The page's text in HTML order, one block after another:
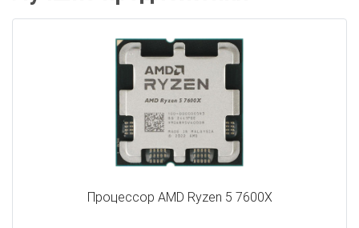
Процессор AMD Ryzen 5 7600X